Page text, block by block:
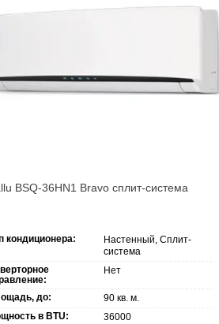
BSQ-36HN1 Bravo сплит-система
кондиционера:
Настенный, Сплит-
система
Нет
до:
90 кв. м.
в BTU:
36000